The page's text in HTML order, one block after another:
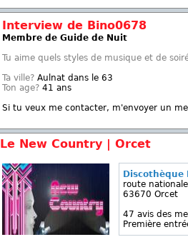
Interview de Bino0678
Membre de Guide de Nuit
Tu aime quels styles de musique et de
Ta ville? Aulnat dans le 63
Ton age? 41 ans
Si tu veux me contacter, m'envoyer un
Le New Country | Orcet
Discothèque
route
63670 Orcet
47 avis des
Première